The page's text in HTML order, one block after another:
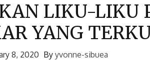
LIKU-LIKU
YANG
8, 2020 By yvonne-sibuea